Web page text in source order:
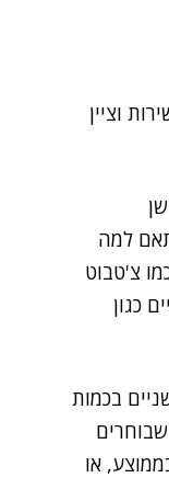
וציין
למה
צ'טבוט
כגון
בכמות
או